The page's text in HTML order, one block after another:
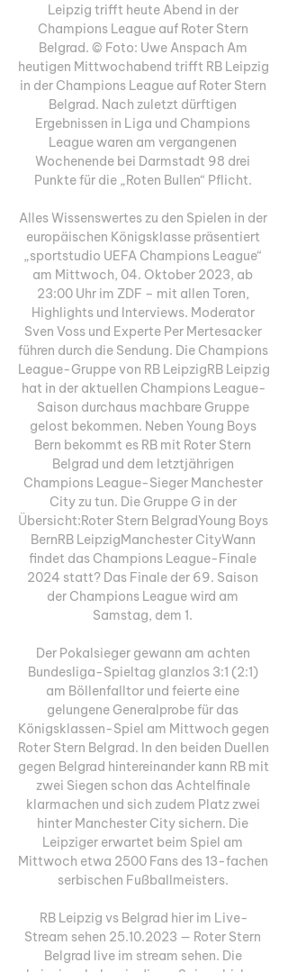
Leipzig trifft heute Abend in der
Champions League auf Roter Stern
Belgrad. © Foto: Uwe Anspach Am
heutigen Mittwochabend trifft RB Leipzig
in der Champions League auf Roter Stern
Belgrad. Nach zuletzt dürftigen
Ergebnissen in Liga und Champions
League waren am vergangenen
Wochenende bei Darmstadt 98 drei
Punkte für die „Roten Bullen“ Pflicht.
Alles Wissenswertes zu den Spielen in der
europäischen Königsklasse präsentiert
„sportstudio UEFA Champions League“
am Mittwoch, 04. Oktober 2023, ab
23:00 Uhr im ZDF – mit allen Toren,
Highlights und Interviews. Moderator
Sven Voss und Experte Per Mertesacker
führen durch die Sendung. Die Champions
League-Gruppe von RB LeipzigRB Leipzig
hat in der aktuellen Champions League-
Saison durchaus machbare Gruppe
gelost bekommen. Neben Young Boys
Bern bekommt es RB mit Roter Stern
Belgrad und dem letztjährigen
Champions League-Sieger Manchester
City zu tun. Die Gruppe G in der
Übersicht:Roter Stern BelgradYoung Boys
BernRB LeipzigManchester CityWann
findet das Champions League-Finale
2024 statt? Das Finale der 69. Saison
der Champions League wird am
Samstag, dem 1.
Der Pokalsieger gewann am achten
Bundesliga-Spieltag glanzlos 3:1 (2:1)
am Böllenfalltor und feierte eine
gelungene Generalprobe für das
Königsklassen-Spiel am Mittwoch gegen
Roter Stern Belgrad. In den beiden Duellen
gegen Belgrad hintereinander kann RB mit
zwei Siegen schon das Achtelfinale
klarmachen und sich zudem Platz zwei
hinter Manchester City sichern. Die
Leipziger erwartet beim Spiel am
Mittwoch etwa 2500 Fans des 13-fachen
serbischen Fußballmeisters.
RB Leipzig vs Belgrad hier im Live-
Stream sehen 25.10.2023 — Roter Stern
Belgrad live im stream sehen. Die